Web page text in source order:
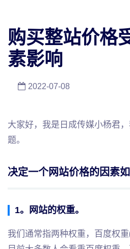
购买整站价格
素影响
2022-07-08
大家好，我是日成传媒小杨君
题。
决定一个网站价格的因素
1。网站的权重。
我们通常指两种权重，百度权重